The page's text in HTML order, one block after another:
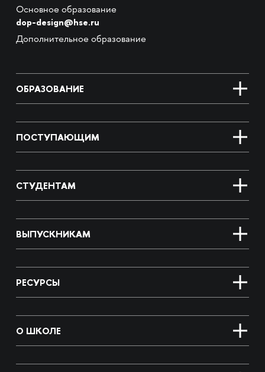
Основное образование
dop-design@hse.ru
Дополнительное образование
ОБРАЗОВАНИЕ
ПОСТУПАЮЩИМ
СТУДЕНТАМ
ВЫПУСКНИКАМ
РЕСУРСЫ
О ШКОЛЕ